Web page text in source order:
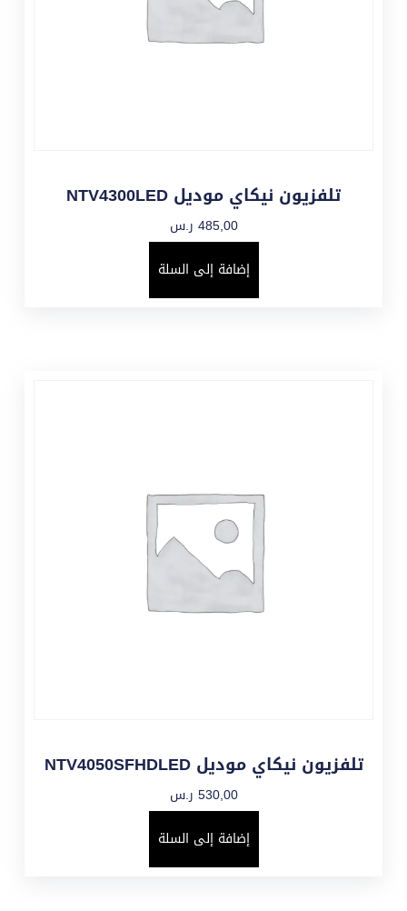
تلفزيون نيكاي موديل NTV4300LED
485,00 ر.س
إضافة إلى السلة
تلفزيون نيكاي موديل NTV4050SFHDLED
530,00 ر.س
إضافة إلى السلة